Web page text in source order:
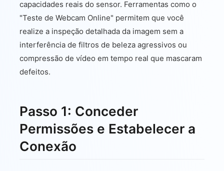
capacidades reais do sensor. Ferramentas como o
"Teste de Webcam Online" permitem que você
realize a inspeção detalhada da imagem sem a
interferência de filtros de beleza agressivos ou
compressão de vídeo em tempo real que mascaram
defeitos.
Passo 1: Conceder
Permissões e Estabelecer a
Conexão